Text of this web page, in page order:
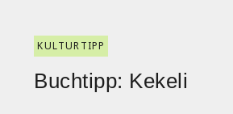
KULTURTIPP
Buchtipp: Kekeli